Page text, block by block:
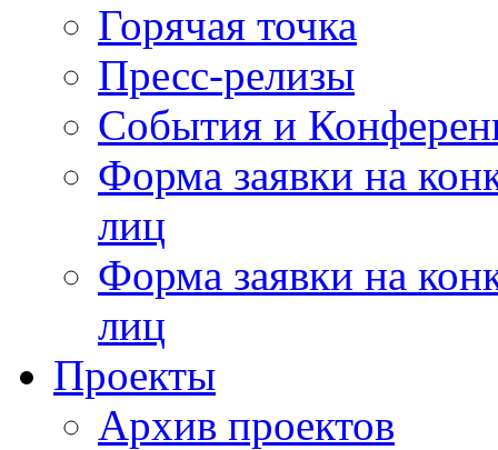
Горячая точка
Пресс-релизы
События и
Форма заявки на
лиц
Форма заявки на
лиц
Проекты
Архив проектов